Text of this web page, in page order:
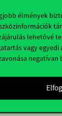
élmények
lehetővé
vagy egyedi